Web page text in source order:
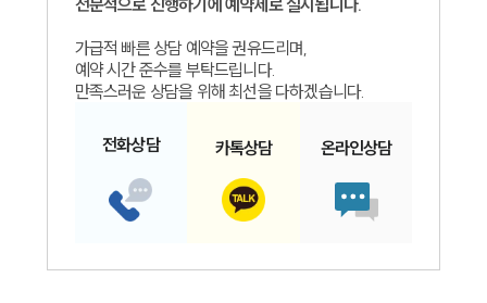
전문적으로 진행하기에 예약제로 실시됩니다.
가급적 빠른 상담 예약을 권유드리며,
예약 시간 준수를 부탁드립니다.
만족스러운 상담을 위해 최선을 다하겠습니다.
전화상담 카톡상담 온라인상담